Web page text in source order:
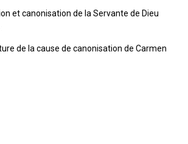
et canonisation de la Servante de Dieu
de la cause de canonisation de Carmen